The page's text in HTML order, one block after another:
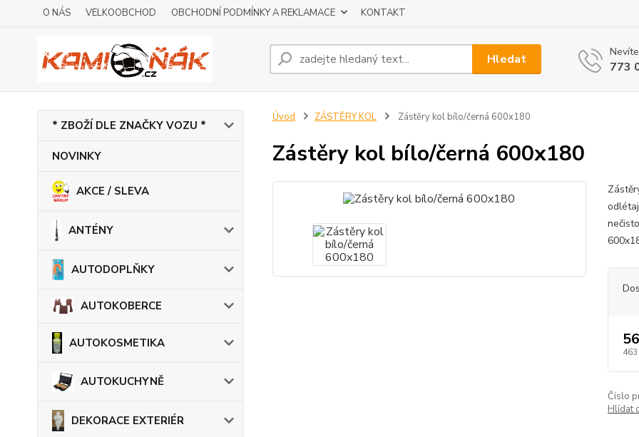
O NÁS VELKOOBCHOD OBCHODNÍ PODMÍNKY A REKLAMACE KONTAKT
Hledat
773
* ZBOŽÍ DLE ZNAČKY VOZU *
NOVINKY
AKCE / SLEVA
ANTÉNY
AUTODOPLŇKY
AUTOKOBERCE
AUTOKOSMETIKA
AUTOKUCHYNĚ
DEKORACE EXTERIÉR
Úvod ZÁSTĚRY KOL Zástěry kol bílo/černá 600x180
Zástěry kol bílo/černá 600x180
463
Číslo
Hlídat